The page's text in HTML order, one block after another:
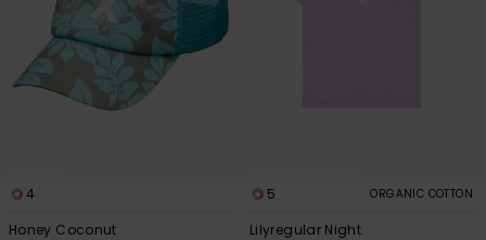
4
Honey Coconut
5 ORGANIC COTTON
Lilyregular Night